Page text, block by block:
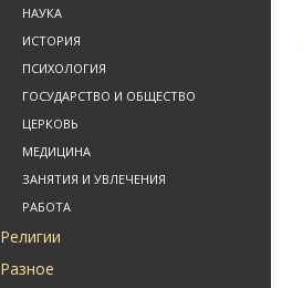
НАУКА
ИСТОРИЯ
ПСИХОЛОГИЯ
ГОСУДАРСТВО И ОБЩЕСТВО
ЦЕРКОВЬ
МЕДИЦИНА
ЗАНЯТИЯ И УВЛЕЧЕНИЯ
РАБОТА
Религии
Разное